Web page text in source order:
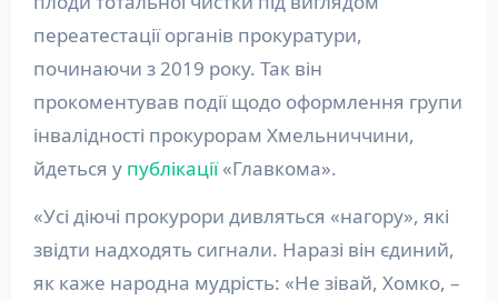
переатестації органів прокуратури,
починаючи з 2019 року. Так він
прокоментував події щодо оформлення групи
інвалідності прокурорам Хмельниччини,
йдеться у публікації«Главкома».
«Усі діючі прокурори дивляться «нагору», які
звідти надходять сигнали. Наразі він єдиний,
як каже народна мудрість: «Не зівай, Хомко, –